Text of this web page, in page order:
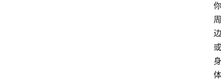
你
周
边
或
身
体